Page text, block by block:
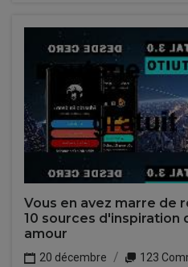
Vous en avez marre de
10 sources d'inspiration
amour
20 décembre
123